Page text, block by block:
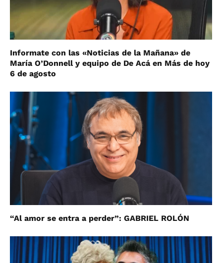
Informate con las «Noticias de la Mañana» de
María O’Donnell y equipo de De Acá en Más de hoy
6 de agosto
“Al amor se entra a perder”: GABRIEL ROLÓN